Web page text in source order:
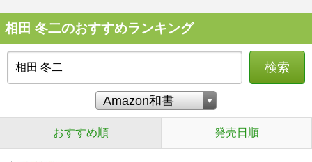
相田 冬二のおすすめランキング
検索
おすすめ順 発売日順